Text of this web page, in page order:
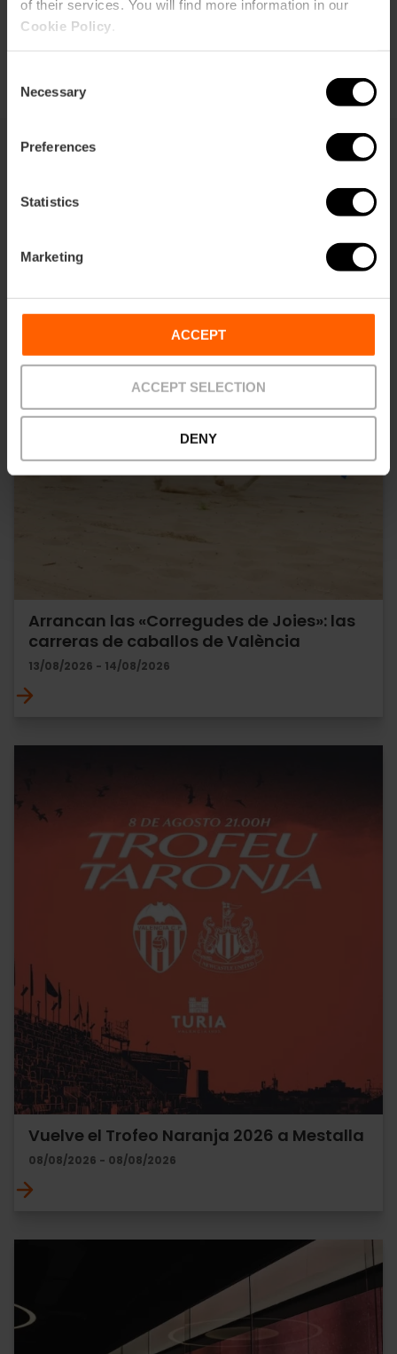
of their services. You will find more information in our
Cookie Policy
Selection
Necessary
Preferences
Statistics
Marketing
ACCEPT
ACCEPT SELECTION
DENY
También te puede interesar
Arrancan las «Corregudes de Joies»: las
carreras de caballos de València
13/08/2026 - 14/08/2026
Vuelve el Trofeo Naranja 2026 a Mestalla
08/08/2026 - 08/08/2026